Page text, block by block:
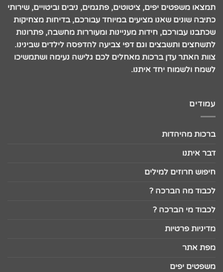
תמצאו משפטים יפים, ציטוטים, פתגמים, ניבים וביטויים, שירותי
כתיבה שונים שאנו מציעים במיוחד עבורכם, בדיחות מצחיקות
שכתבנו עבורכם, חידות מעניינות ומעוררות מחשבה, פתרונות
לתשחצים ותשבצים וגם דפי צביעה להדפסה לילדים שבינינו.
צוות האתר עדן ברכות מאחלים לכם גלישה נעימה ושתמשיכו
לשמח ולשמוח יחד איתנו.
עמודים
ברכות מהיהדות
דבר איתנו
חיפוש חרוזים למילים
לכבוד מה הברכה ?
לכבוד מי הברכה ?
מדיניות פרטיות
מפת אתר
משפטים יפים